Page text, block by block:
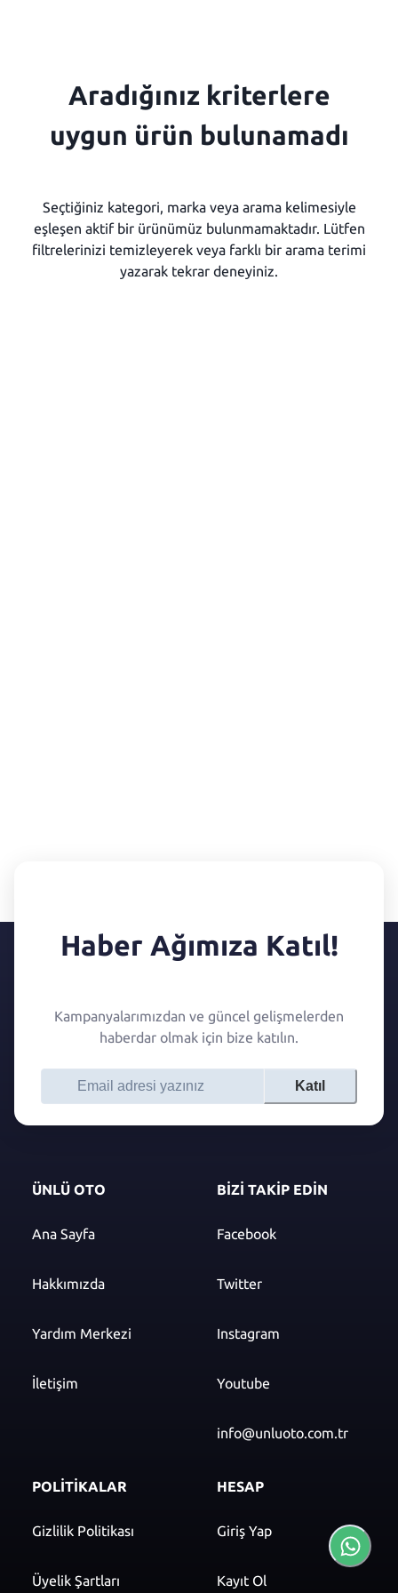
Aradığınız kriterlere
uygun ürün bulunamadı
Seçtiğiniz kategori, marka veya arama kelimesiyle
eşleşen aktif bir ürünümüz bulunmamaktadır. Lütfen
filtrelerinizi temizleyerek veya farklı bir arama terimi
yazarak tekrar deneyiniz.
Haber Ağımıza Katıl!
Kampanyalarımızdan ve güncel gelişmelerden
haberdar olmak için bize katılın.
Katıl
ÜNLÜ OTO
Ana Sayfa
Hakkımızda
Yardım Merkezi
İletişim
BİZİ TAKİP EDİN
Facebook
Twitter
Instagram
Youtube
info@unluoto.com.tr
POLİTİKALAR
Gizlilik Politikası
Üyelik Şartları
HESAP
Giriş Yap
Kayıt Ol